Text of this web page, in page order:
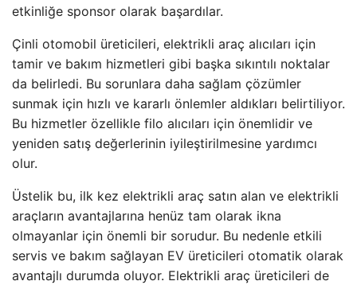
etkinliğe sponsor olarak başardılar.
Çinli otomobil üreticileri, elektrikli araç alıcıları için
tamir ve bakım hizmetleri gibi başka sıkıntılı noktalar
da belirledi. Bu sorunlara daha sağlam çözümler
sunmak için hızlı ve kararlı önlemler aldıkları belirtiliyor.
Bu hizmetler özellikle filo alıcıları için önemlidir ve
yeniden satış değerlerinin iyileştirilmesine yardımcı
olur.
Üstelik bu, ilk kez elektrikli araç satın alan ve elektrikli
araçların avantajlarına henüz tam olarak ikna
olmayanlar için önemli bir sorudur. Bu nedenle etkili
servis ve bakım sağlayan EV üreticileri otomatik olarak
avantajlı durumda oluyor. Elektrikli araç üreticileri de